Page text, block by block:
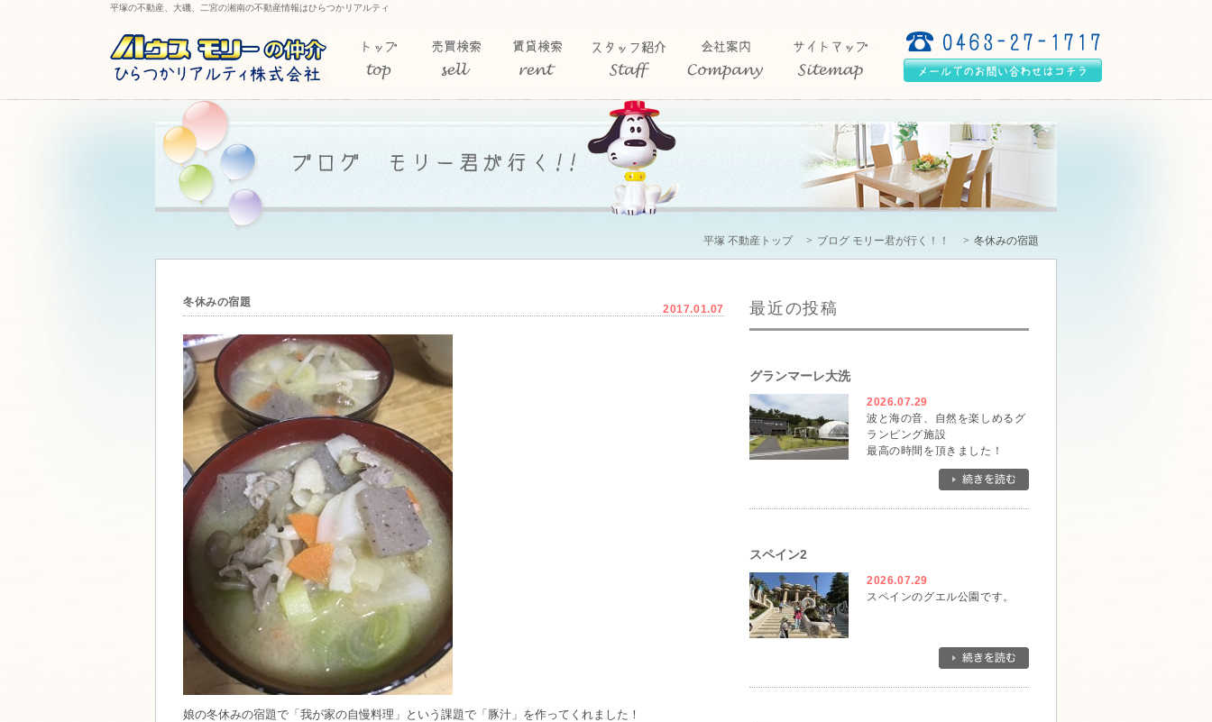
平塚の不動産、大磯、二宮の湘南の不動産情報はひらつかリアルティ
平塚 不動産トップ ブログ モリー君が行く！！ 冬休みの宿題
冬休みの宿題
2017.01.07
娘の冬休みの宿題で「我が家の自慢料理」という課題で「豚汁」を作ってくれました！
最近の投稿
グランマーレ大洗
2026.07.29
波と海の音、自然を楽しめるグ
ランピング施設
最高の時間を頂きました！
スペイン2
2026.07.29
スペインのグエル公園です。